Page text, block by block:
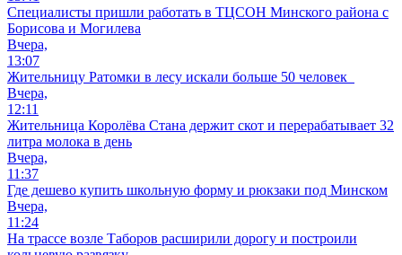
Специалисты пришли работать в ТЦСОН Минского района с
Борисова и Могилева
Вчера,
13:07
Жительницу Ратомки в лесу искали больше 50 человек
Вчера,
12:11
Жительница Королёва Стана держит скот и перерабатывает 32
литра молока в день
Вчера,
11:37
Где дешево купить школьную форму и рюкзаки под Минском
Вчера,
11:24
На трассе возле Таборов расширили дорогу и построили